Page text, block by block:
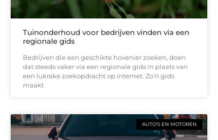
Tuinonderhoud voor bedrijven vinden via een
regionale gids
Bedrijven die een geschikte hovenier zoeken, doen
dat steeds vaker via een regionale gids in plaats van
een lukrake zoekopdracht op internet. Zo’n gids
maakt
AUTO'S EN MOTOREN